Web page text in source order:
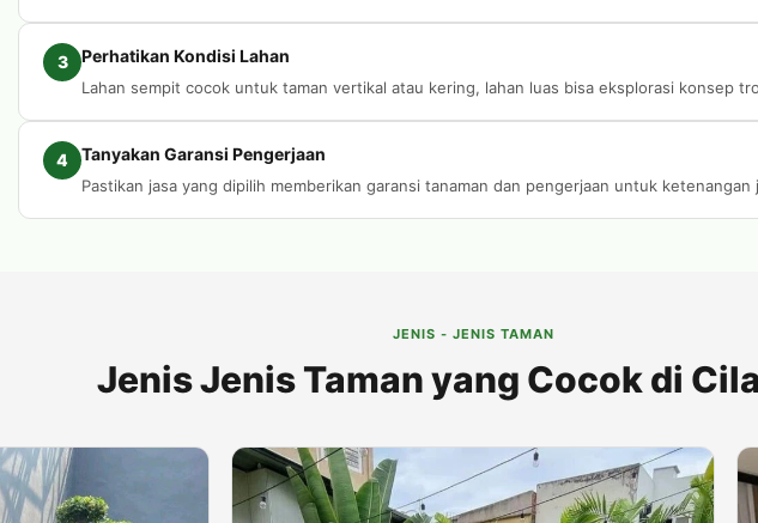
3 Perhatikan Kondisi Lahan
Lahan sempit cocok untuk taman vertikal atau kering, lahan luas bisa eksplorasi konsep
4 Tanyakan Garansi Pengerjaan
Pastikan jasa yang dipilih memberikan garansi tanaman dan pengerjaan untuk ketenangan
JENIS - JENIS TAMAN
Jenis Jenis Taman yang Cocok di